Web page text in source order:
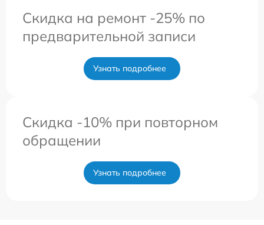
Скидка на ремонт -25% по
предварительной записи
Узнать подробнее
Скидка -10% при повторном
обращении
Узнать подробнее